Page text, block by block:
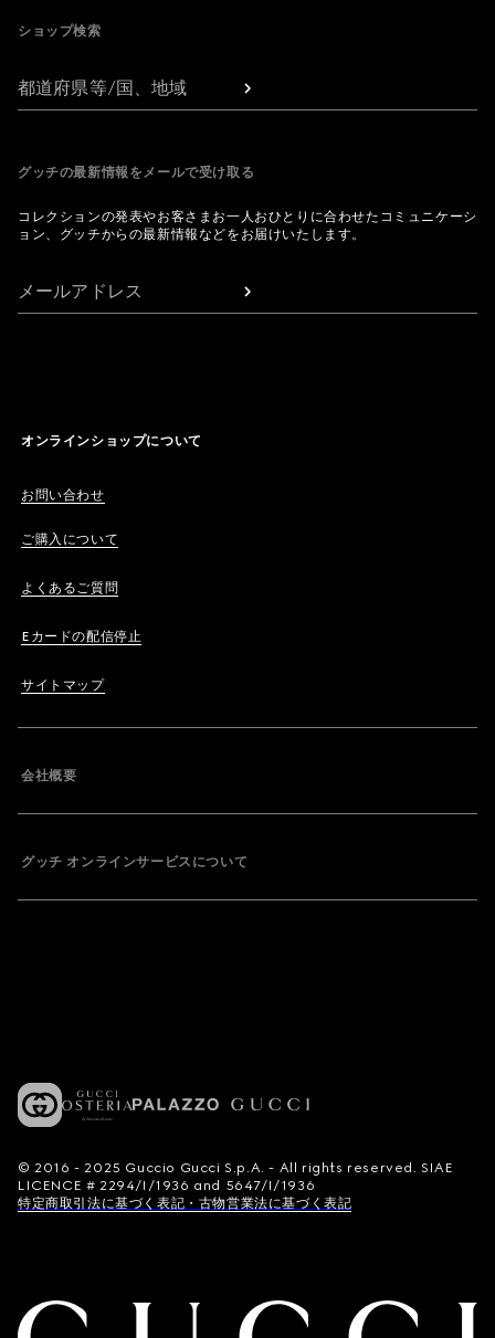
ショップ検索
都道府県等/国、地域
グッチの最新情報をメールで受け取る
コレクションの発表やお客さまお一人おひとりに合わせたコミュニケーシ
ョン、グッチからの最新情報などをお届けいたします。
メールアドレス
オンラインショップについて
お問い合わせ
ご購入について
よくあるご質問
Eカードの配信停止
サイトマップ
会社概要
グッチ オンラインサービスについて
© 2016 - 2025 Guccio Gucci S.p.A. - All rights reserved. SIAE
LICENCE # 2294/I/1936 and 5647/I/1936
特定商取引法に基づく表記・古物営業法に基づく表記